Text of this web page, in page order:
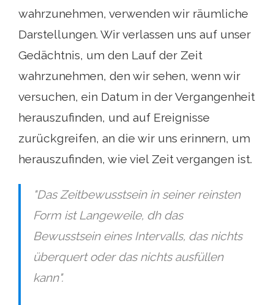
wahrzunehmen, verwenden wir räumliche
Darstellungen. Wir verlassen uns auf unser
Gedächtnis, um den Lauf der Zeit
wahrzunehmen, den wir sehen, wenn wir
versuchen, ein Datum in der Vergangenheit
herauszufinden, und auf Ereignisse
zurückgreifen, an die wir uns erinnern, um
herauszufinden, wie viel Zeit vergangen ist.
"Das Zeitbewusstsein in seiner reinsten
Form ist Langeweile, dh das
Bewusstsein eines Intervalls, das nichts
überquert oder das nichts ausfüllen
kann".